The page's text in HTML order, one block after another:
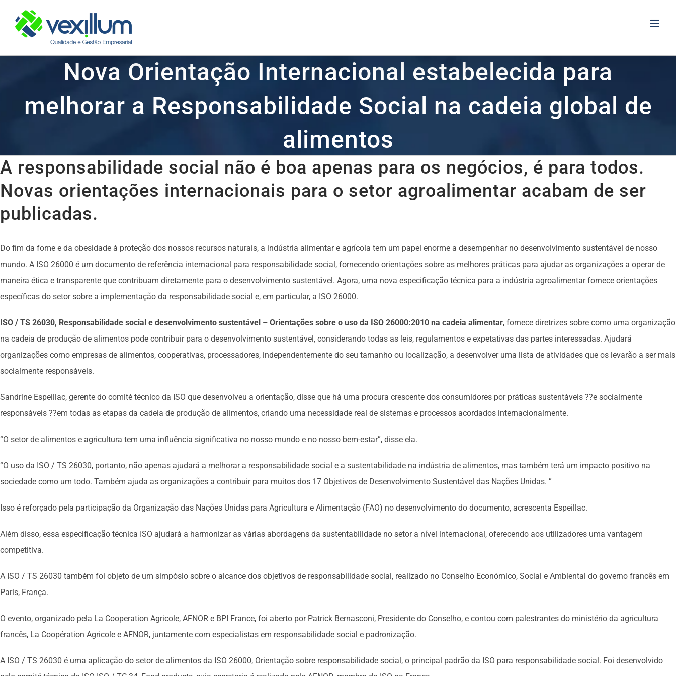
content
Nova Orientação Internacional estabelecida para
melhorar a Responsabilidade Social na cadeia global de
alimentos
A responsabilidade social não é boa apenas para os negócios, é para todos.
Novas orientações internacionais para o setor agroalimentar acabam de ser
publicadas.
Do fim da fome e da obesidade à proteção dos nossos recursos naturais, a indústria alimentar e agrícola tem um papel enorme a desempenhar no desenvolvimento sustentável de nosso
mundo. A ISO 26000 é um documento de referência internacional para responsabilidade social, fornecendo orientações sobre as melhores práticas para ajudar as organizações a operar de
maneira ética e transparente que contribuam diretamente para o desenvolvimento sustentável. Agora, uma nova especificação técnica para a indústria agroalimentar fornece orientações
específicas do setor sobre a implementação da responsabilidade social e, em particular, a ISO 26000.
ISO / TS 26030, Responsabilidade social e desenvolvimento sustentável – Orientações sobre o uso da ISO 26000:2010 na cadeia alimentar, fornece diretrizes sobre como uma organização
na cadeia de produção de alimentos pode contribuir para o desenvolvimento sustentável, considerando todas as leis, regulamentos e expetativas das partes interessadas. Ajudará
organizações como empresas de alimentos, cooperativas, processadores, independentemente do seu tamanho ou localização, a desenvolver uma lista de atividades que os levarão a ser mais
socialmente responsáveis.
Sandrine Espeillac, gerente do comité técnico da ISO que desenvolveu a orientação, disse que há uma procura crescente dos consumidores por práticas sustentáveis ??e socialmente
responsáveis ??em todas as etapas da cadeia de produção de alimentos, criando uma necessidade real de sistemas e processos acordados internacionalmente.
“O setor de alimentos e agricultura tem uma influência significativa no nosso mundo e no nosso bem-estar”, disse ela.
“O uso da ISO / TS 26030, portanto, não apenas ajudará a melhorar a responsabilidade social e a sustentabilidade na indústria de alimentos, mas também terá um impacto positivo na
sociedade como um todo. Também ajuda as organizações a contribuir para muitos dos 17 Objetivos de Desenvolvimento Sustentável das Nações Unidas. ”
Isso é reforçado pela participação da Organização das Nações Unidas para Agricultura e Alimentação (FAO) no desenvolvimento do documento, acrescenta Espeillac.
Além disso, essa especificação técnica ISO ajudará a harmonizar as várias abordagens da sustentabilidade no setor a nível internacional, oferecendo aos utilizadores uma vantagem
competitiva.
A ISO / TS 26030 também foi objeto de um simpósio sobre o alcance dos objetivos de responsabilidade social, realizado no Conselho Económico, Social e Ambiental do governo francês em
Paris, França.
O evento, organizado pela La Cooperation Agricole, AFNOR e BPI France, foi aberto por Patrick Bernasconi, Presidente do Conselho, e contou com palestrantes do ministério da agricultura
francês, La Coopération Agricole e AFNOR, juntamente com especialistas em responsabilidade social e padronização.
A ISO / TS 26030 é uma aplicação do setor de alimentos da ISO 26000, Orientação sobre responsabilidade social, o principal padrão da ISO para responsabilidade social. Foi desenvolvido